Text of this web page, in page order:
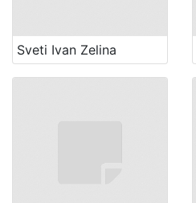
Sveti Ivan Zelina